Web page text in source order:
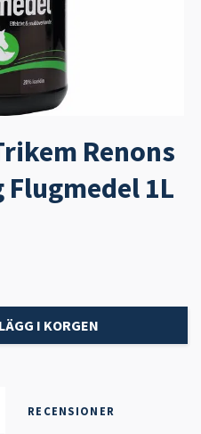
Renons
Flugmedel 1L
LÄGG I KORGEN
RECENSIONER